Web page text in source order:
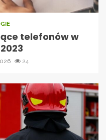
telefonów w
24